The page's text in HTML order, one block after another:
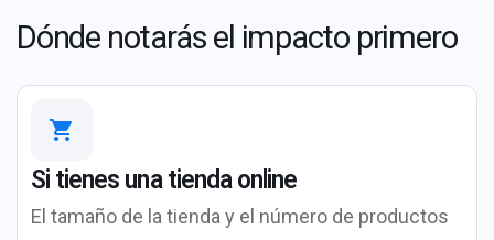
Dónde notarás el impacto primero
Si tienes una tienda online
El tamaño de la tienda y el número de productos